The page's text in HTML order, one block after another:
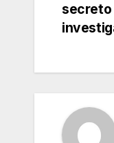
secreto